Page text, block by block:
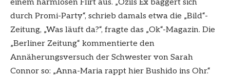
einem harmlosen Flirt aus. „Özils Ex baggert sich
durch Promi-Party“, schrieb damals etwa die „Bild“-
Zeitung, „Was läuft da?“, fragte das „Ok“-Magazin. Die
„Berliner Zeitung“ kommentierte den
Annäherungsversuch der Schwester von Sarah
Connor so: „Anna-Maria rappt hier Bushido ins Ohr.“